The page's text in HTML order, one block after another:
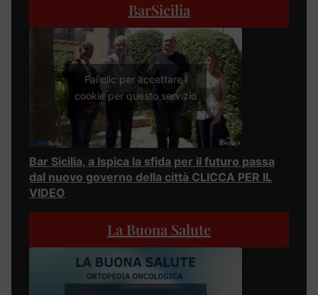
BarSicilia
Fai clic per accettare i
cookie per questo servizio
Bar Sicilia, a Ispica la sfida per il futuro passa
dal nuovo governo della città CLICCA PER IL
VIDEO
La Buona Salute